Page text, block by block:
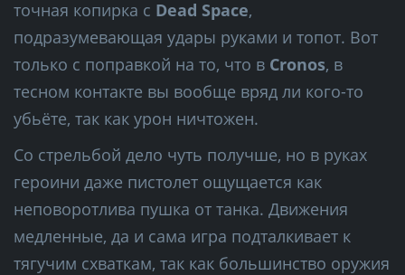
точная копирка с Dead Space,
подразумевающая удары руками и топот. Вот
только с поправкой на то, что в Cronos, в
тесном контакте вы вообще вряд ли кого-то
убьёте, так как урон ничтожен.
Со стрельбой дело чуть получше, но в руках
героини даже пистолет ощущается как
неповоротлива пушка от танка. Движения
медленные, да и сама игра подталкивает к
тягучим схваткам, так как большинство оружия